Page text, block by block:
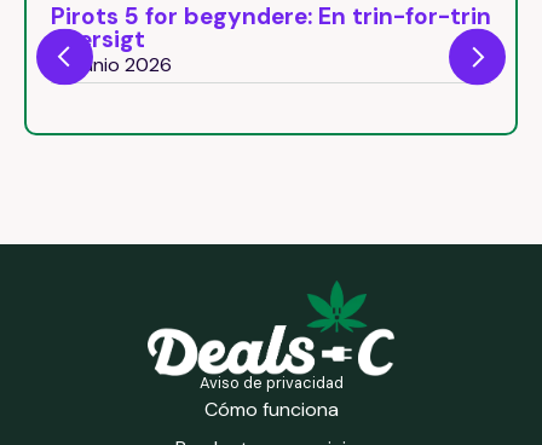
Pirots 5 for begyndere: En trin-for-trin
oversigt
29 junio 2026
Aviso de privacidad
Cómo funciona